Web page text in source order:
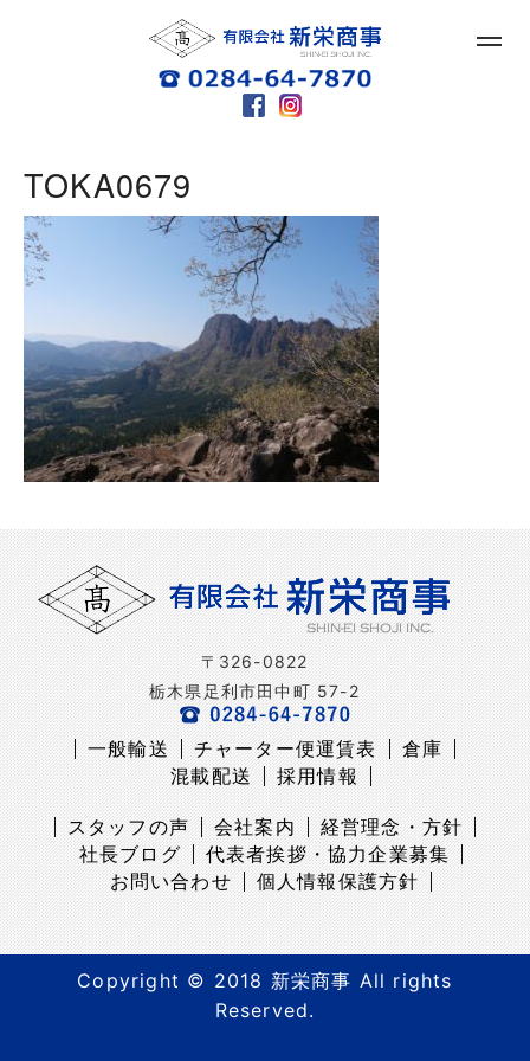
TOKA0679
〒326-0822
栃木県足利市田中町 57-2
一般輸送 チャーター便運賃表
倉庫
混載配送
採用情報
スタッフの声 会社案内
経営理念・方針
社長ブログ
代表者挨拶・協力企業募集
お問い合わせ
個人情報保護方針
Copyright © 2018 新栄商事 All rights
Reserved.